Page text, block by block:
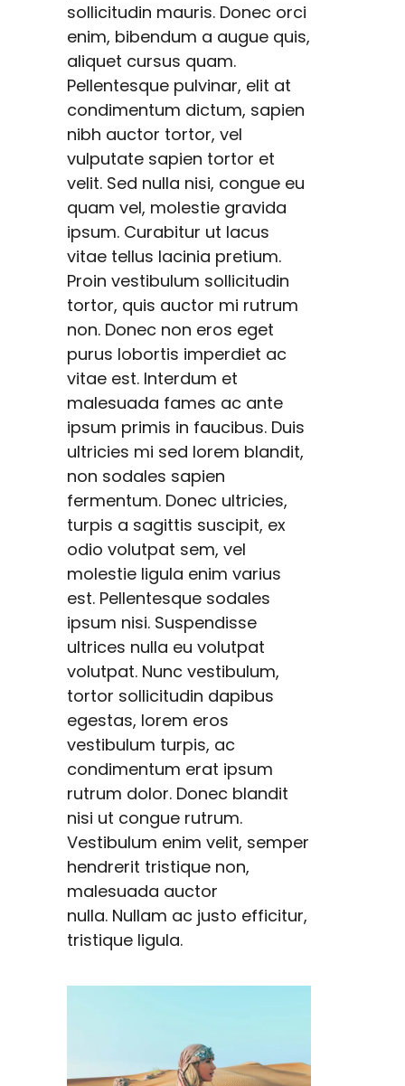
sollicitudin mauris. Donec orci
enim, bibendum a augue quis,
aliquet cursus quam.
Pellentesque pulvinar, elit at
condimentum dictum, sapien
nibh auctor tortor, vel
vulputate sapien tortor et
velit. Sed nulla nisi, congue eu
quam vel, molestie gravida
ipsum. Curabitur ut lacus
vitae tellus lacinia pretium.
Proin vestibulum sollicitudin
tortor, quis auctor mi rutrum
non. Donec non eros eget
purus lobortis imperdiet ac
vitae est. Interdum et
malesuada fames ac ante
ipsum primis in faucibus. Duis
ultricies mi sed lorem blandit,
non sodales sapien
fermentum. Donec ultricies,
turpis a sagittis suscipit, ex
odio volutpat sem, vel
molestie ligula enim varius
est. Pellentesque sodales
ipsum nisi. Suspendisse
ultrices nulla eu volutpat
volutpat. Nunc vestibulum,
tortor sollicitudin dapibus
egestas, lorem eros
vestibulum turpis, ac
condimentum erat ipsum
rutrum dolor. Donec blandit
nisi ut congue rutrum.
Vestibulum enim velit, semper
hendrerit tristique non,
malesuada auctor
nulla. Nullam ac justo efficitur,
tristique ligula.